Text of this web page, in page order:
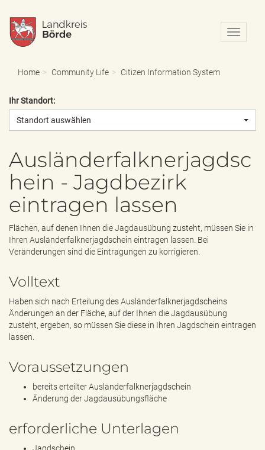
N
a
o
i
u
s
Home Community Life Citizen Information System
Ihr Standort:
Standort auswählen
Ausländerfalknerjagdsc
hein - Jagdbezirk
eintragen lassen
Flächen, auf denen Ihnen die Jagdausübung zusteht, müssen Sie in
Ihren Ausländerfalknerjagdschein eintragen lassen. Bei
Veränderungen sind die Eintragungen zu korrigieren.
Volltext
Haben sich nach Erteilung des Ausländerfalknerjagdscheins
Änderungen an der Fläche, auf der Ihnen die Jagdausübung
zusteht, ergeben, so müssen Sie diese in Ihren Jagdschein eintragen
lassen.
Voraussetzungen
bereits erteilter Ausländerfalknerjagdschein
Änderung der Jagdausübungsfläche
erforderliche Unterlagen